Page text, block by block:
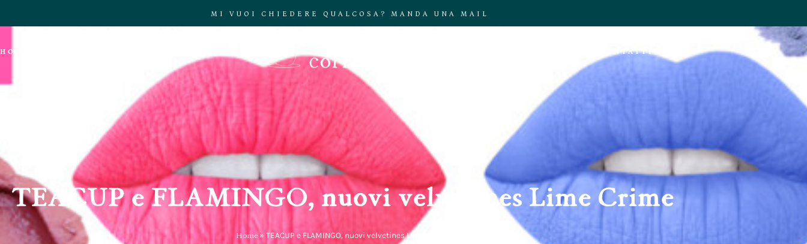
MI VUOI CHIEDERE QUALCOSA? MANDA UNA MAIL
HOME CONTATTI
TEACUP e FLAMINGO, nuovi velvetines Lime Crime
Home » TEACUP e FLAMINGO, nuovi velvetines Lime Crime